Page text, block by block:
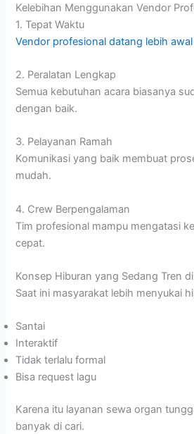
Kelebihan Menggunakan Vendor
1. Tepat Waktu
Vendor profesional datang lebih awal
2. Peralatan Lengkap
Semua kebutuhan acara biasanya
dengan baik.
3. Pelayanan Ramah
Komunikasi yang baik membuat
mudah.
4. Crew Berpengalaman
Tim profesional mampu mengatasi
cepat.
Konsep Hiburan yang Sedang Tren
Saat ini masyarakat lebih menyukai
Santai
Interaktif
Tidak terlalu formal
Bisa request lagu
Karena itu layanan sewa organ
banyak di cari.